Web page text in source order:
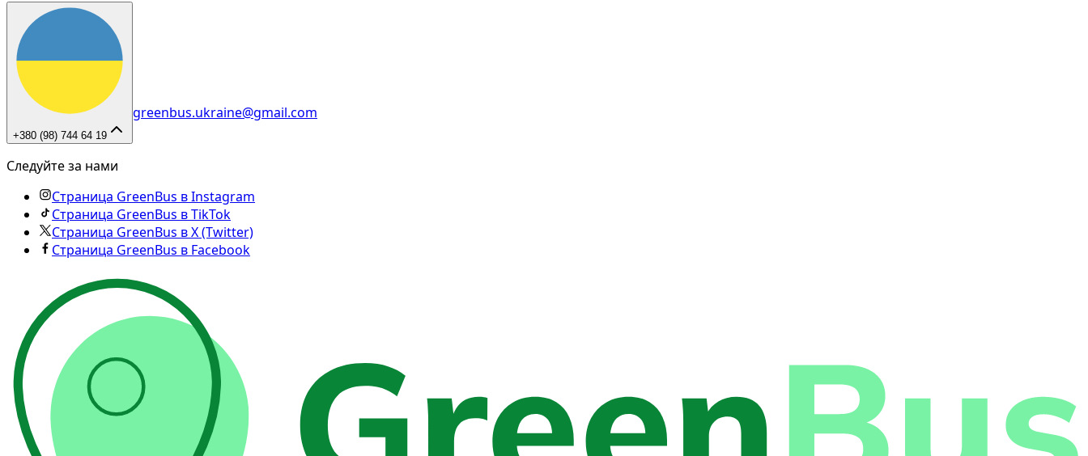
+380 (98) 744 64 19
greenbus.ukraine@gmail.com
Следуйте за нами
Страница GreenBus в Instagram
Страница GreenBus в TikTok
Страница GreenBus в X (Twitter)
Страница GreenBus в Facebook